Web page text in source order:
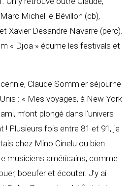
Michel le Bévillon (cb),
Xavier Desandre Navarre (perc).
« Djoa » écume les festivals et
Claude Sommier séjourne
: « Mes voyages, à New York
m’ont plongé dans l’univers
! Plusieurs fois entre 81 et 91, je
chez Mino Cinelu ou bien
musiciens américains, comme
boeufer et écouter. J’y ai